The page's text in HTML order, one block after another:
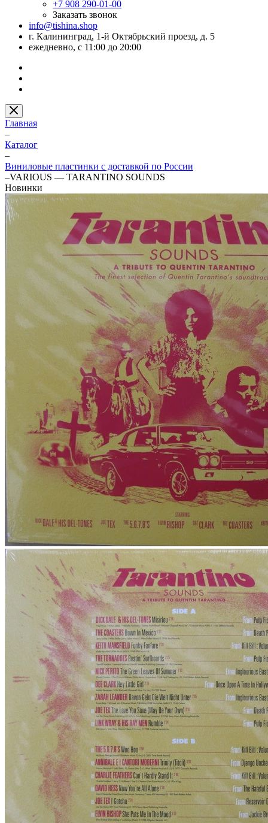
+7 908 290-01-00
Заказать звонок
info@tishina.shop
г. Калининград, 1-й Октябрьский проезд, д. 5
ежедневно, с 11:00 до 20:00
Главная
–
Каталог
–
Виниловые пластинки с доставкой по России
–VARIOUS — TARANTINO SOUNDS
Новинки